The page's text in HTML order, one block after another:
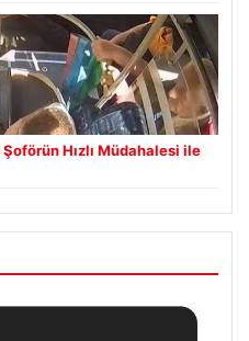
Hızlı Müdahalesi ile